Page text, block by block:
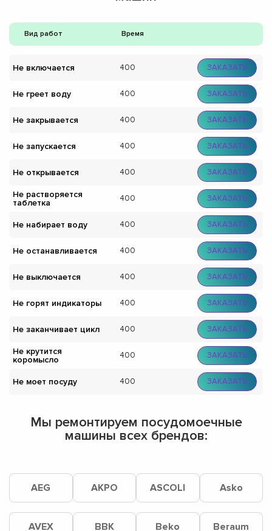
Вид работ Время
Не включается 400 ЗАКАЗАТЬ
Не греет воду 400 ЗАКАЗАТЬ
Не закрывается 400 ЗАКАЗАТЬ
Не запускается 400 ЗАКАЗАТЬ
Не открывается 400 ЗАКАЗАТЬ
Не растворяется
таблетка
400 ЗАКАЗАТЬ
Не набирает воду 400 ЗАКАЗАТЬ
Не останавливается 400 ЗАКАЗАТЬ
Не выключается 400 ЗАКАЗАТЬ
Не горят индикаторы 400 ЗАКАЗАТЬ
Не заканчивает цикл 400 ЗАКАЗАТЬ
Не крутится
коромысло
400 ЗАКАЗАТЬ
Не моет посуду 400 ЗАКАЗАТЬ
Мы ремонтируем посудомоечные
машины всех брендов:
AEG AKPO ASCOLI Asko
AVEX BBK Beko Beraum